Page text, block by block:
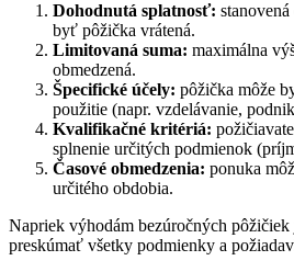
Dohodnutá splatnosť:
byť pôžička vrátená.
Limitovaná suma: maximálna
obmedzená.
Špecifické účely: pôžička môže
použitie (napr. vzdelávanie,
Kvalifikačné kritériá:
splnenie určitých podmienok
Časové obmedzenia: ponuka
určitého obdobia.
Napriek výhodám bezúročných
preskúmať všetky podmienky a